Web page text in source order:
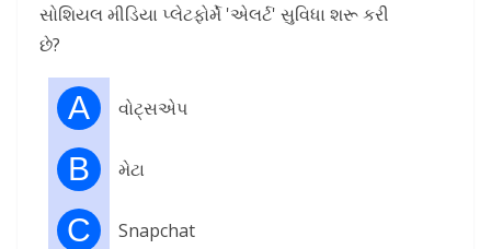
સોશિયલ મીડિયા પ્લેટફોર્મે 'એલર્ટ' સુવિધા શરૂ કરી
છે?
A વોટ્સએપ
B મેટા
C Snapchat